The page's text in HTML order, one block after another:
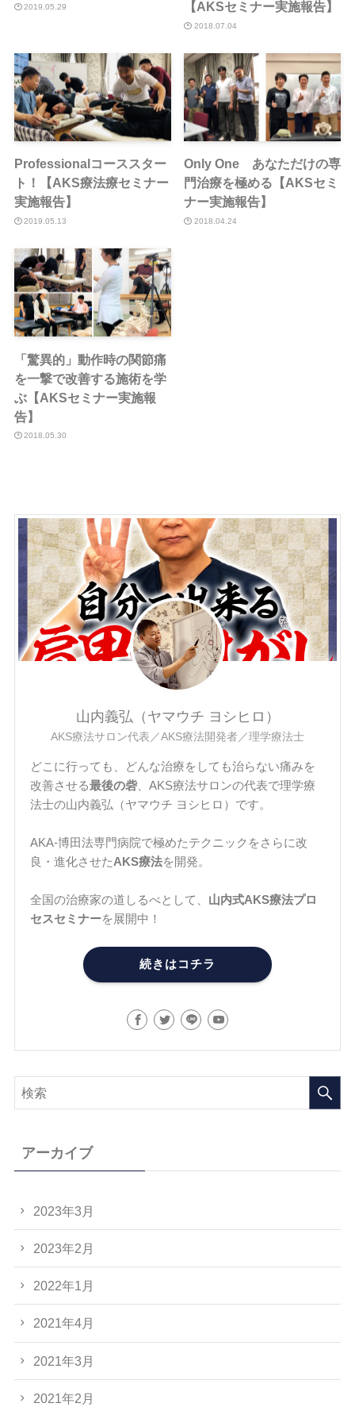
2019.05.29 【AKSセミナー実施報告】
2018.07.04
Professionalコーススター
ト！【AKS療法療セミナー
実施報告】
2019.05.13
Only One あなただけの専
門治療を極める【AKSセミ
ナー実施報告】
2018.04.24
「驚異的」動作時の関節痛
を一撃で改善する施術を学
ぶ【AKSセミナー実施報
告】
2018.05.30
山内義弘（ヤマウチ ヨシヒロ）
AKS療法サロン代表／AKS療法開発者／理学療法士
どこに行っても、どんな治療をしても治らない痛みを
改善させる最後の砦 、AKS療法サロンの代表で理学療
法士の山内義弘（ヤマウチ ヨシヒロ）です。
AKA-博田法専門病院で極めたテクニックをさらに改
良・進化させたAKS療法を開発。
全国の治療家の道しるべとして、 山内式AKS療法プロ
セスセミナーを展開中！
続きはコチラ
アーカイブ
2023年3月
2023年2月
2022年1月
2021年4月
2021年3月
2021年2月